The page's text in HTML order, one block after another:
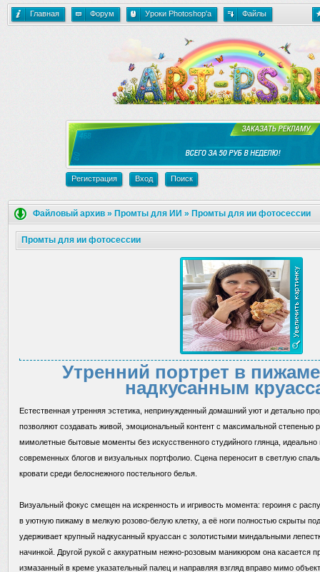
Главная Форум Уроки Photoshop'a Файлы
Регистрация Вход Поиск
Файловый архив » Промты для ИИ » Промты для ии фотосессии
Промты для ии фотосессии
Утренний портрет в
надкусанным
Естественная утренняя эстетика, непринужденный домашний уют и детально
позволяют создавать живой, эмоциональный контент с максимальной
мимолетные бытовые моменты без искусственного студийного глянца,
современных блогов и визуальных портфолио. Сцена переносит в светлую
кровати среди белоснежного постельного белья.
Визуальный фокус смещен на искренность и игривость момента: героиня с
в уютную пижаму в мелкую розово-белую клетку, а её ноги полностью скрыты
удерживает крупный надкусанный круассан с золотистыми миндальными
начинкой. Другой рукой с аккуратным нежно-розовым маникюром она касается
измазанный в креме указательный палец и направляя взгляд вправо мимо